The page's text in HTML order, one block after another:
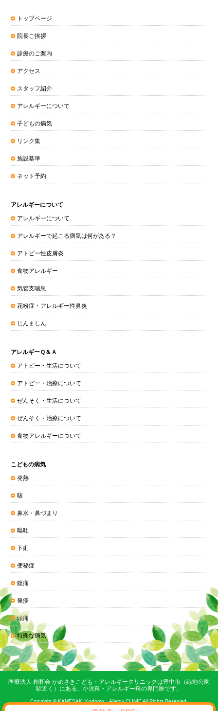
トップページ
院長ご挨拶
診療のご案内
アクセス
スタッフ紹介
アレルギーについて
子どもの病気
リンク集
施設基準
ネット予約
アレルギーについて
アレルギーについて
アレルギーで起こる病気は何がある？
アトピー性皮膚炎
食物アレルギー
気管支喘息
花粉症・アレルギー性鼻炎
じんましん
アレルギーＱ＆Ａ
アトピー・生活について
アトピー・治療について
ぜんそく・生活について
ぜんそく・治療について
食物アレルギーについて
こどもの病気
発熱
咳
鼻水・鼻づまり
嘔吐
下痢
便秘症
腹痛
発疹
頭痛
特殊な病気
医療法人 創和会 かめさきこども・アレルギークリニックは豊中市（緑地公園
駅近く）にある、小児科・アレルギー科の専門医です。
Copyright © KAMESAKI Kodomo・Allergy CLINIC All Rights Reserved.